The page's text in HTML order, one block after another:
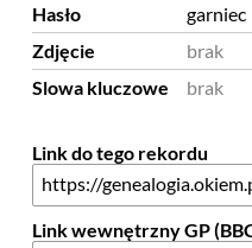
Hasło
garniec
Zdjęcie
brak
Slowa kluczowe
brak
Link do tego rekordu
Link wewnętrzny GP